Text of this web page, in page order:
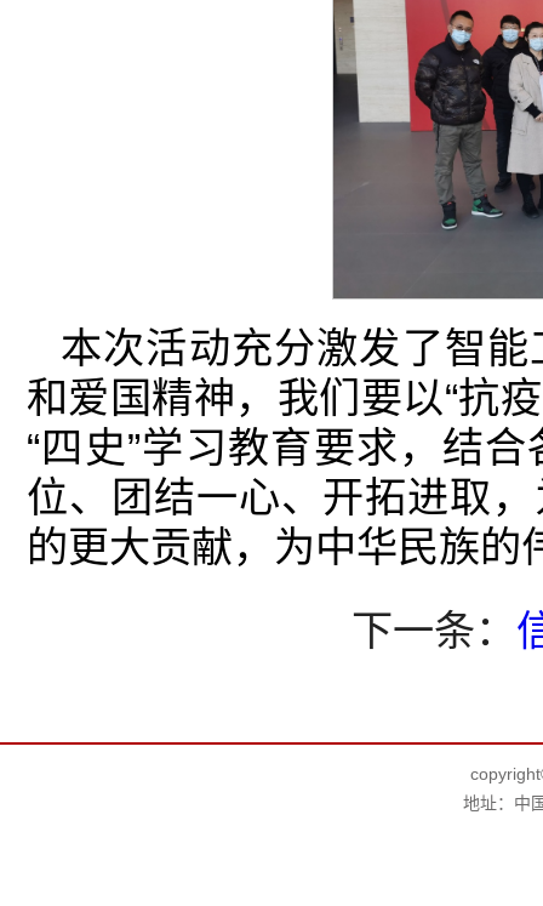
本次活动充分激发了智
和爱国精神，我们要以“抗
“四史”学习教育要求，结
位、团结一心、开拓进取
的更大贡献，为中华民族的
下一条：
地址：中国